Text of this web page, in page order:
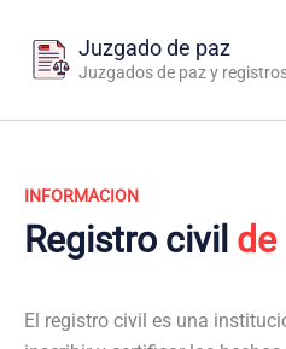
contenido
Juzgado de paz
Juzgados de paz y
INFORMACION
Registro civil de
El registro civil es una